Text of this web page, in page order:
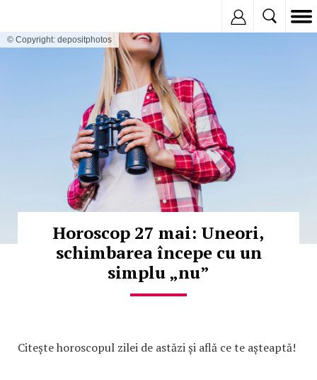
© Copyright: depositphotos
Horoscop 27 mai: Uneori,
schimbarea începe cu un
simplu „nu”
Citește horoscopul zilei de astăzi și află ce te așteaptă!